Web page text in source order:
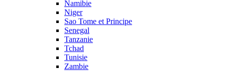
Namibie
Niger
Sao Tome et Principe
Senegal
Tanzanie
Tchad
Tunisie
Zambie